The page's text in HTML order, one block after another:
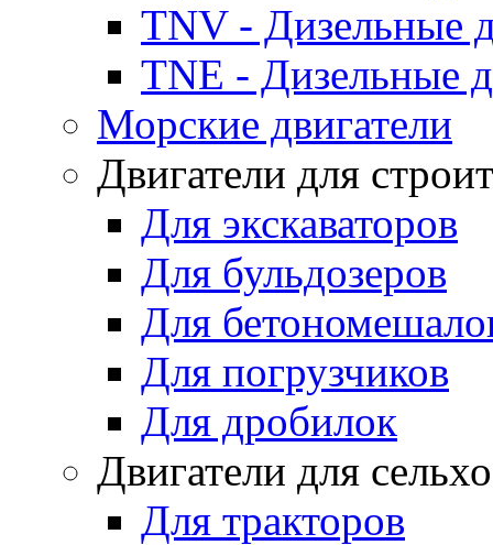
TNV - Дизельные
TNE - Дизельные
Морские двигатели
Двигатели для
Для экскаваторов
Для бульдозеров
Для
Для погрузчиков
Для дробилок
Двигатели для
Для тракторов